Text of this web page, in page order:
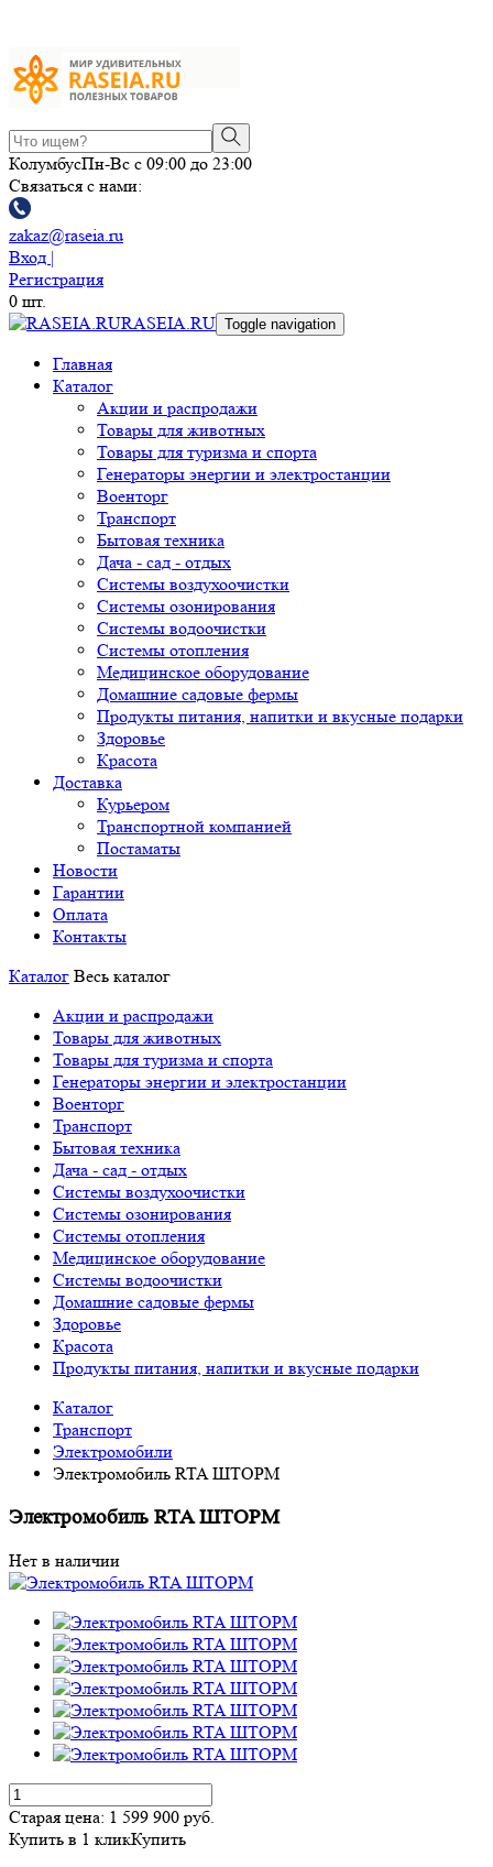
КолумбусПн-Вс с 09:00 до 23:00
Связаться с нами:
zakaz@raseia.ru
Вход |
Регистрация
0 шт.
RASEIA.RU Toggle navigation
Главная
Каталог
Акции и распродажи
Товары для животных
Товары для туризма и спорта
Генераторы энергии и электростанции
Военторг
Транспорт
Бытовая техника
Дача - сад - отдых
Системы воздухоочистки
Системы озонирования
Системы водоочистки
Системы отопления
Медицинское оборудование
Домашние садовые фермы
Продукты питания, напитки и вкусные подарки
Здоровье
Красота
Доставка
Курьером
Транспортной компанией
Постаматы
Новости
Гарантии
Оплата
Контакты
Каталог Весь каталог
Акции и распродажи
Товары для животных
Товары для туризма и спорта
Генераторы энергии и электростанции
Военторг
Транспорт
Бытовая техника
Дача - сад - отдых
Системы воздухоочистки
Системы озонирования
Системы отопления
Медицинское оборудование
Системы водоочистки
Домашние садовые фермы
Здоровье
Красота
Продукты питания, напитки и вкусные подарки
Каталог
Транспорт
Электромобили
Электромобиль RTA ШТОРМ
Электромобиль RTA ШТОРМ
Нет в наличии
Старая цена: 1 599 900 руб.
Купить в 1 кликКупить